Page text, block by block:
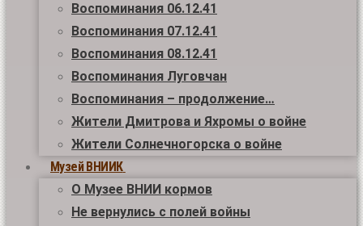
Воспоминания 06.12.41
Воспоминания 07.12.41
Воспоминания 08.12.41
Воспоминания Луговчан
Воспоминания – продолжение…
Жители Дмитрова и Яхромы о войне
Жители Солнечногорска о войне
Музей ВНИИК
О Музее ВНИИ кормов
Не вернулись с полей войны